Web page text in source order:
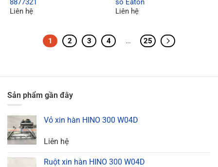
8877321
Liên hệ
số Eaton
Liên hệ
1 2 3 4 … 25
Sản phẩm gần đây
Vỏ xin hàn HINO 300 W04D
Liên hệ
Ruột xin hàn HINO 300 W04D